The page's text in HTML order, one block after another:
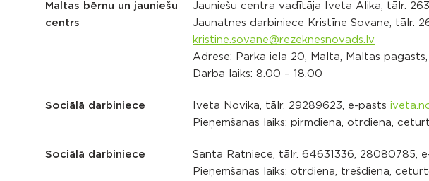
Maltas bērnu un jauniešu
centrs
Jauniešu centra vadītāja Iveta Alika, tālr.
Jaunatnes darbiniece Kristīne Sovane, tālr.
kristine.sovane@rezeknesnovads.lv
Adrese: Parka iela 20, Malta, Maltas
Darba laiks: 8.00 – 18.00
Sociālā darbiniece Iveta Novika, tālr. 29289623, e-pasts
Pieņemšanas laiks: pirmdiena, otrdiena,
Sociālā darbiniece Santa Ratniece, tālr. 64631336, 28080785,
Pieņemšanas laiks: otrdiena, trešdiena,